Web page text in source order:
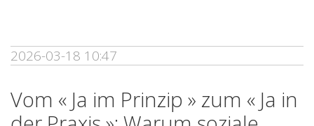
2026-03-18 10:47
Vom « Ja im Prinzip » zum « Ja in